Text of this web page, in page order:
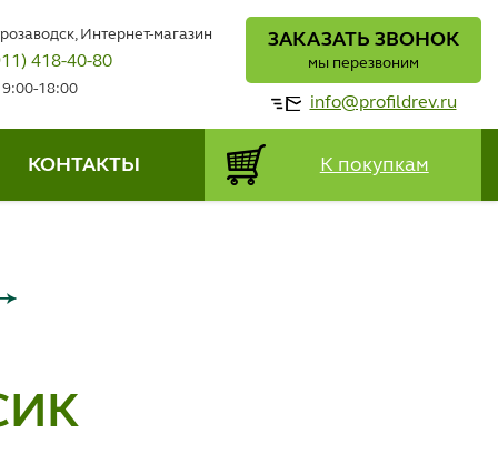
Интернет-магазин
418-40-80
9:00-18:00
ЗАКАЗАТЬ ЗВОНОК
мы перезвоним
info@profildrev.ru
КОНТАКТЫ К покупкам